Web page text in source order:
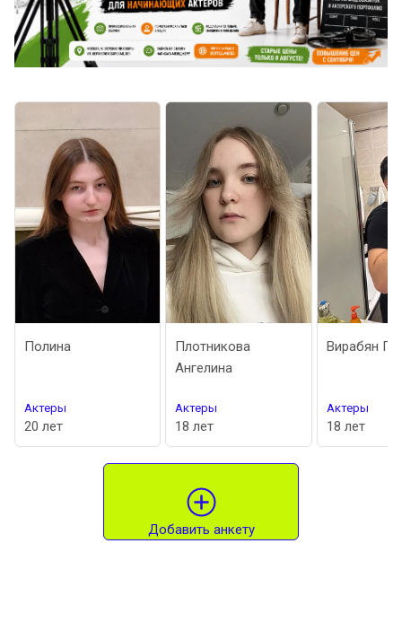
лет
Плотникова
Ангелина
Актеры
18 лет
Вирабян Гор
Актеры
18 лет
Добавить анкету